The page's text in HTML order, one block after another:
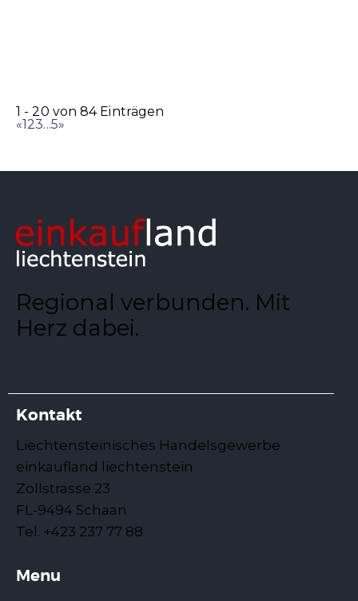
1 - 20 von 84 Einträgen
«123...5»
Regional verbunden. Mit
Herz dabei.
Kontakt
Liechtensteinisches Handelsgewerbe
einkaufland liechtenstein
Zollstrasse 23
FL-9494 Schaan
Tel. +423 237 77 88
Menu